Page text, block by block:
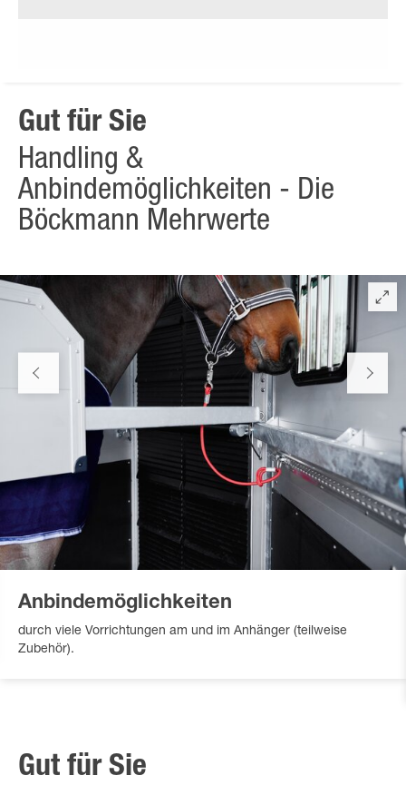
Gut für Sie
Handling &
Anbindemöglichkeiten - Die
Böckmann Mehrwerte
Anbindemöglichkeiten
durch viele Vorrichtungen am und im Anhänger (teilweise
Zubehör).
Gut für Sie